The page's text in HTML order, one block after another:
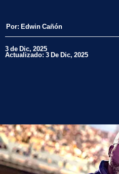
Por: Edwin Cañón
3 de Dic, 2025
Actualizado: 3 De Dic, 2025